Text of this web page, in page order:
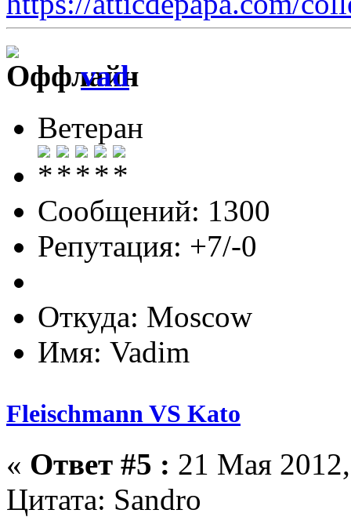
vad
Ветеран
Сообщений: 1300
Репутация: +7/-0
Откуда: Moscow
Имя: Vadim
Fleischmann VS Kato
« Ответ #5 : 21 Мая
Цитата: Sandro